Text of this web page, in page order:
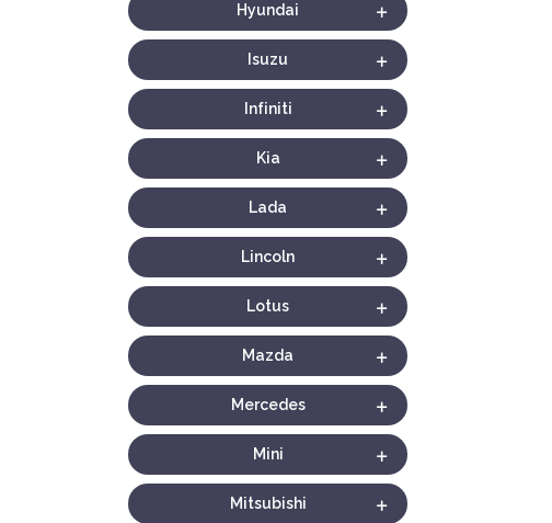
Hyundai
Isuzu
Infiniti
Kia
Lada
Lincoln
Lotus
Mazda
Mercedes
Mini
Mitsubishi